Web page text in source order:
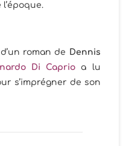
roman de Dennis
Di Caprio a lu
s’imprégner de son